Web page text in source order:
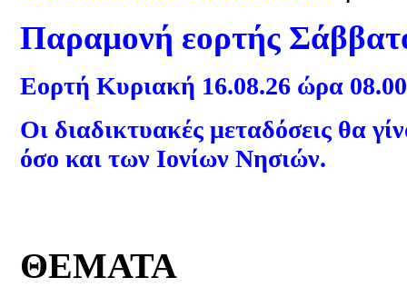
Παραμονή εορτής
Εορτή Κυριακή 16.08.26 ώρα
Οι διαδικτυακές μεταδόσεις θα
όσο και των Ιονίων Νησιών.
ΘΕΜΑΤΑ